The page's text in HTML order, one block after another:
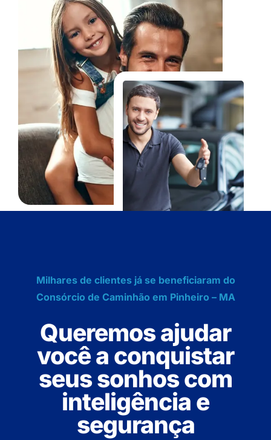
Milhares de clientes já se beneficiaram do
Consórcio de Caminhão em Pinheiro – MA
Queremos ajudar
você a conquistar
seus sonhos com
inteligência e
segurança